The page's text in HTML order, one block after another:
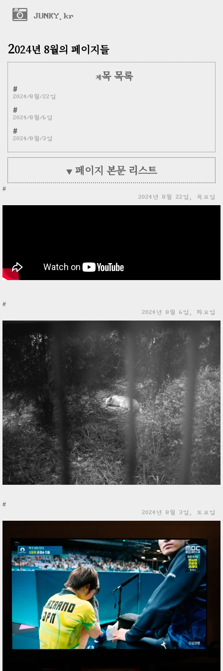
JUNKY.kr
2024년 8월의 페이지들
제목 목록
#
2024/8월/22일
#
2024/8월/6일
#
2024/8월/3일
▼ 페이지 본문 리스트
#
2024년 8월 22일, 목요일
#
2024년 8월 6일, 화요일
#
2024년 8월 3일, 토요일